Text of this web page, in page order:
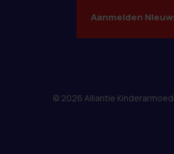
Aanmelden
© 2026 Alliantie